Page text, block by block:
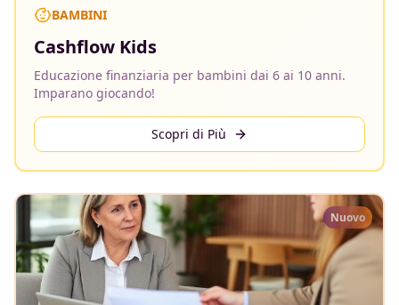
BAMBINI
Cashflow Kids
Educazione finanziaria per bambini dai 6 ai 10 anni.
Imparano giocando!
Scopri di Più
Nuovo